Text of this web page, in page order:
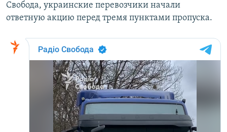
Свобода, украинские перевозчики начали
ответную акцию перед тремя пунктами пропуска.